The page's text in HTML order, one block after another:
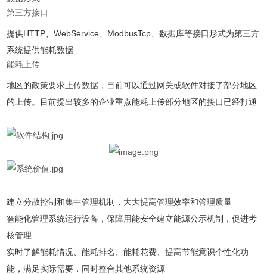
第三方接口
提供HTTP、WebService、ModbusTcp、数据库等接口形式为第三方
系统提供能耗数据
能耗上传
地区的政策要求上传数据，目前可以通过网关或软件对接了部分地区
的上传。目前提出较多的企业重点能耗上传部分地区的接口已经打通
建立分散控制和集中管理机制，大大提高管理效率和管理质量
智能化管理系统运行设备，保障用能安全建立能源公示机制，促进考
核管理
实时了解能耗情况、能耗排名、能耗花费、提高节能意识个性化功
能，满足实际需要，同时整合其他系统资源